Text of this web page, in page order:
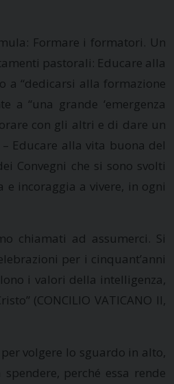
Formare i formatori. Un
pastorali: Educare alla
a “dedicarsi alla formazione
a “una grande ‘emergenza
con gli altri e di dare un
Educare alla vita buona del
Convegni che si sono svolti
e incoraggia a vivere, in ogni
chiamati ad assumerci. Si
per i cinquant’anni
i valori della intelligenza,
(CONCILIO VATICANO II,
volgere lo sguardo in alto,
perché essa rende